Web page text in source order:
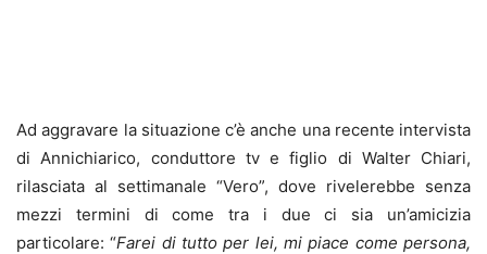
Ad aggravare la situazione c’è anche una recente intervista
di Annichiarico, conduttore tv e figlio di Walter Chiari,
rilasciata al settimanale “Vero”, dove rivelerebbe senza
mezzi termini di come tra i due ci sia un’amicizia
particolare: “Farei di tutto per lei, mi piace come persona,